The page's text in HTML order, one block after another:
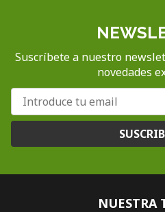
Suscríbete a nuestro
novedades
NUESTRA